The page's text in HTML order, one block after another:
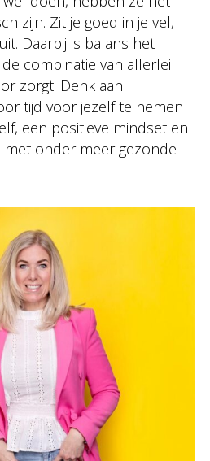
zijn. Zit je goed in je vel,
Daarbij is balans het
combinatie van allerlei
zorgt. Denk aan
tijd voor jezelf te nemen
een positieve mindset en
met onder meer gezonde